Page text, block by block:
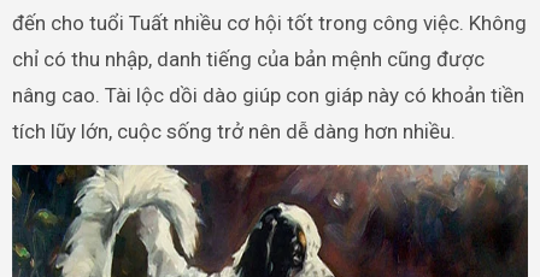
đến cho tuổi Tuất nhiều cơ hội tốt trong công việc. Không
chỉ có thu nhập, danh tiếng của bản mệnh cũng được
nâng cao. Tài lộc dồi dào giúp con giáp này có khoản tiền
tích lũy lớn, cuộc sống trở nên dễ dàng hơn nhiều.